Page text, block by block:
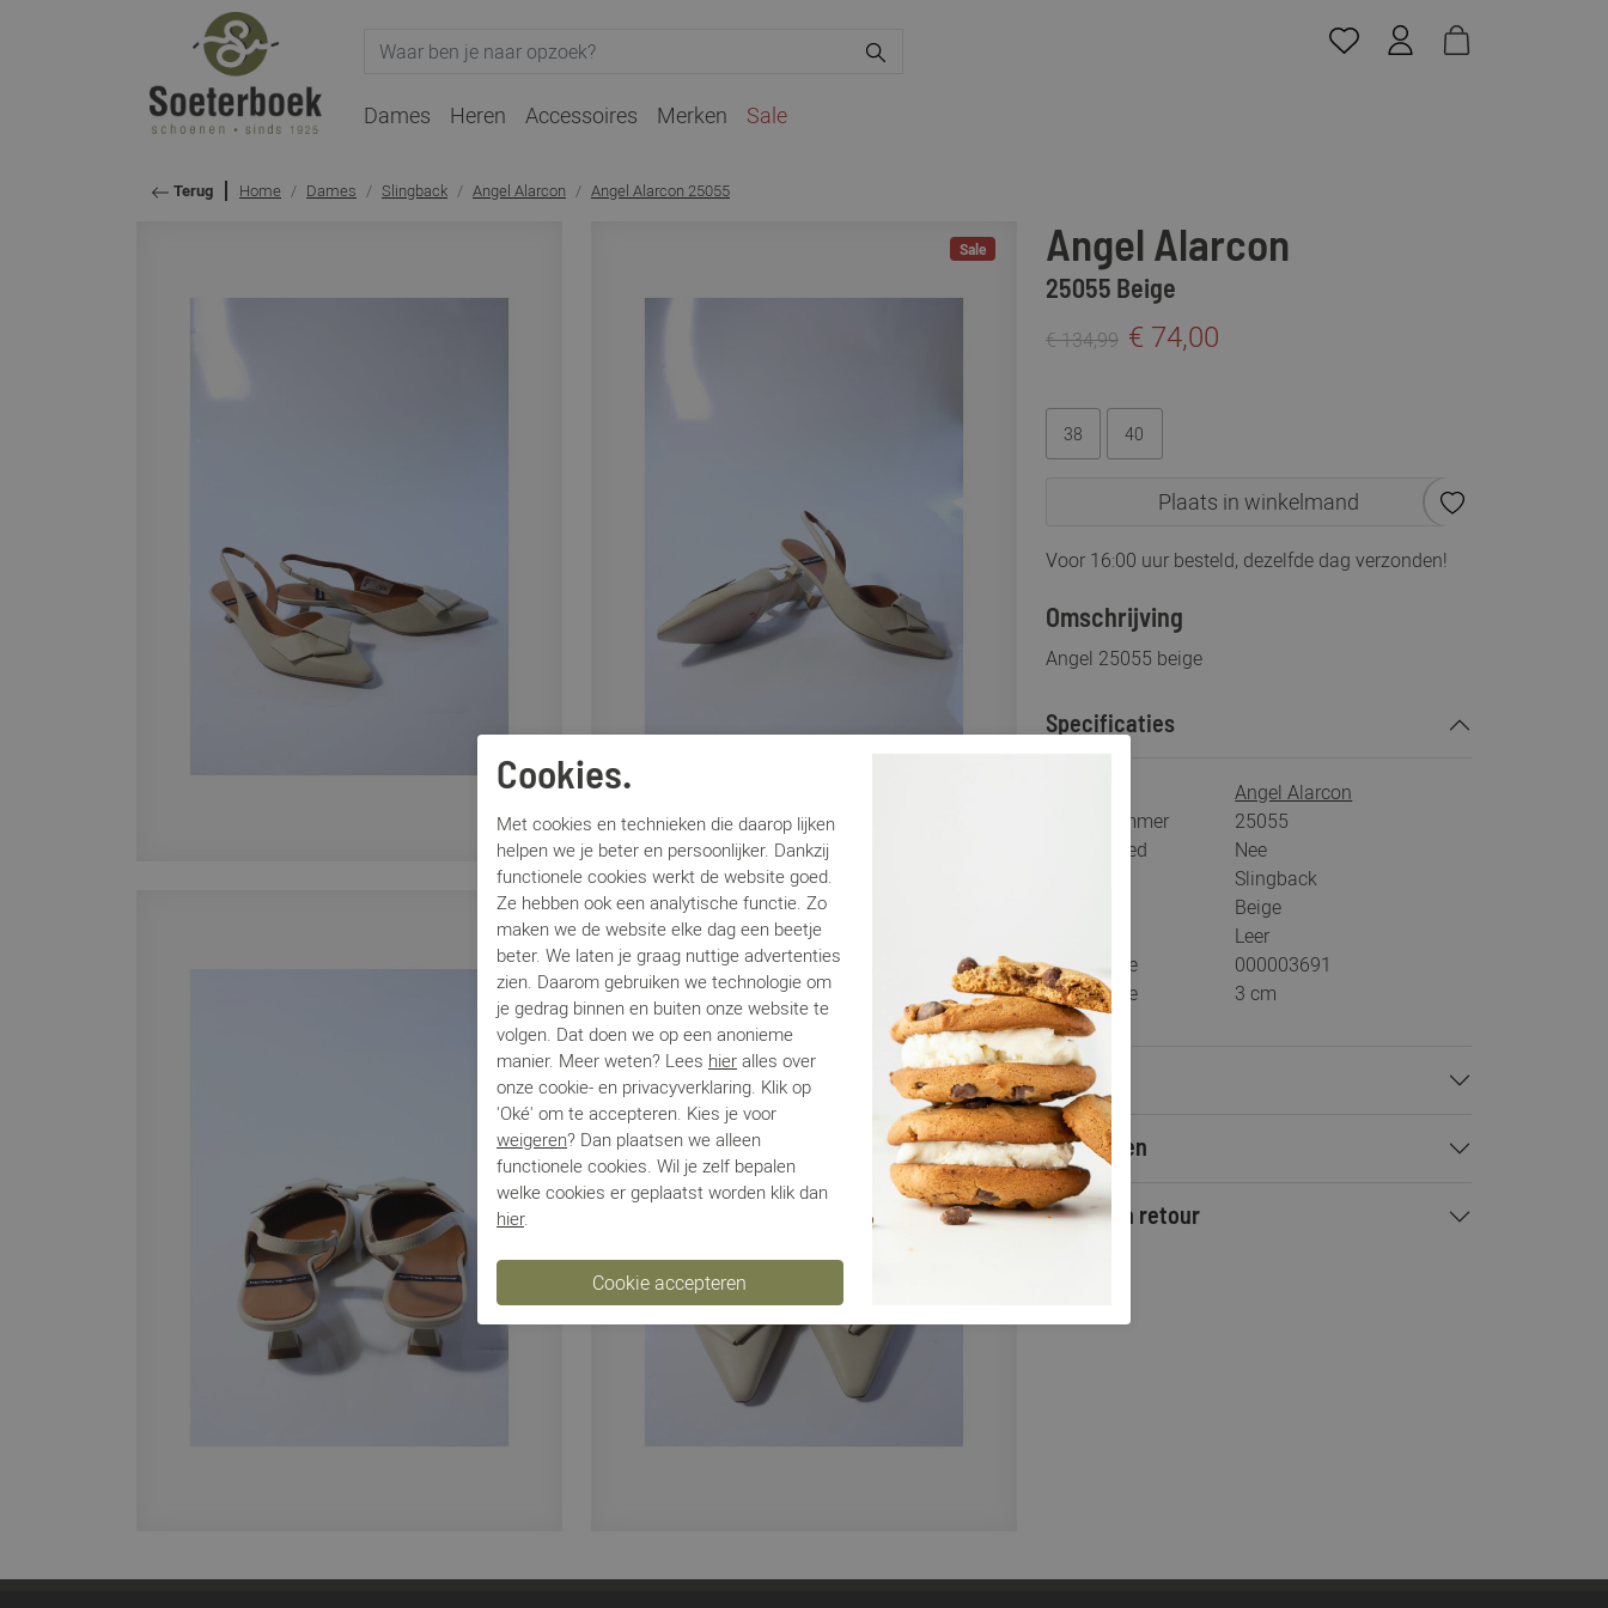
Dames Heren Accessoires Merken Sale
Terug Home Dames Slingback Angel Alarcon Angel Alarcon 25055
Sale Angel Alarcon
25055 Beige
€ 134,99 € 74,00
38 40
Plaats in winkelmand
Voor 16:00 uur besteld, dezelfde dag verzonden!
Omschrijving
Angel 25055 beige
Specificaties
Angel Alarcon
Artikelnummer
25055
Los voetbed
Nee
Slingback
Beige
Leer
Bestelcode
000003691
Hakhoogte
3 cm
Betalen
Verzenden
Ruilen en retour
Cookies.
Met cookies en technieken die daarop lijken
helpen we je beter en persoonlijker. Dankzij
functionele cookies werkt de website goed.
Ze hebben ook een analytische functie. Zo
maken we de website elke dag een beetje
beter. We laten je graag nuttige advertenties
zien. Daarom gebruiken we technologie om
je gedrag binnen en buiten onze website te
volgen. Dat doen we op een anonieme
manier. Meer weten? Lees hier alles over
onze cookie- en privacyverklaring. Klik op
'Oké' om te accepteren. Kies je voor
weigeren? Dan plaatsen we alleen
functionele cookies. Wil je zelf bepalen
welke cookies er geplaatst worden klik dan
hier.